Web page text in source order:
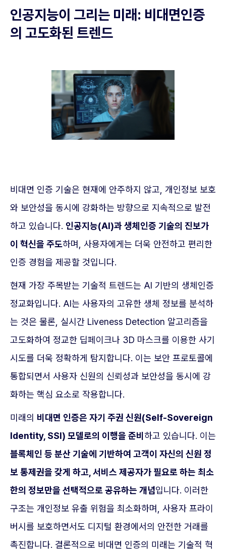
인공지능이 그리는 미래: 비대면인증
의 고도화된 트렌드
비대면 인증 기술은 현재에 안주하지 않고, 개인정보 보호
와 보안성을 동시에 강화하는 방향으로 지속적으로 발전
하고 있습니다. 인공지능(AI)과 생체인증 기술의 진보가
이 혁신을 주도하며, 사용자에게는 더욱 안전하고 편리한
인증 경험을 제공할 것입니다.
현재 가장 주목받는 기술적 트렌드는 AI 기반의 생체인증
정교화입니다. AI는 사용자의 고유한 생체 정보를 분석하
는 것은 물론, 실시간 Liveness Detection 알고리즘을
고도화하여 정교한 딥페이크나 3D 마스크를 이용한 사기
시도를 더욱 정확하게 탐지합니다. 이는 보안 프로토콜에
통합되면서 사용자 신원의 신뢰성과 보안성을 동시에 강
화하는 핵심 요소로 작용합니다.
미래의 비대면 인증은 자기 주권 신원(Self-Sovereign
Identity, SSI) 모델로의 이행을 준비 하고 있습니다. 이는
블록체인 등 분산 기술에 기반하여 고객이 자신의 신원 정
보 통제권을 갖게 하고, 서비스 제공자가 필요로 하는 최소
한의 정보만을 선택적으로 공유하는 개념입니다. 이러한
구조는 개인정보 유출 위험을 최소화하며, 사용자 프라이
버시를 보호하면서도 디지털 환경에서의 안전한 거래를
촉진합니다. 결론적으로 비대면 인증의 미래는 기술적 혁